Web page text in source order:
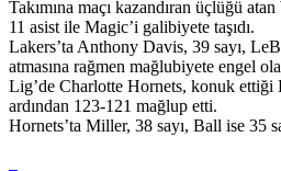
Takımına maçı kazandıran üçlüğü
11 asist ile Magic’i galibiyete taşıdı.
Lakers’ta Anthony Davis, 39 sayı,
atmasına rağmen mağlubiyete engel
Lig’de Charlotte Hornets, konuk ettiği
ardından 123-121 mağlup etti.
Hornets’ta Miller, 38 sayı, Ball ise 35